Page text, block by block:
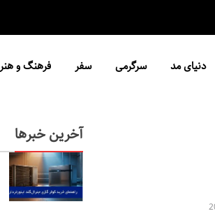
دنیای مد سرگرمی سفر فرهنگ و هنر
آخرین خبرها